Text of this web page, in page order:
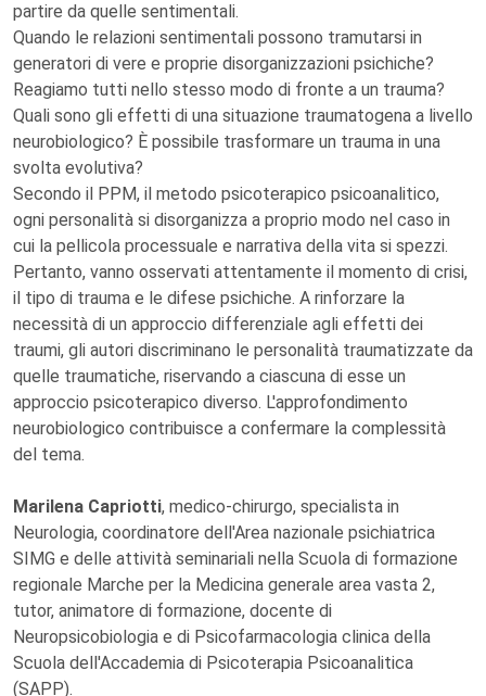
partire da quelle sentimentali.
Quando le relazioni sentimentali possono tramutarsi in
generatori di vere e proprie disorganizzazioni psichiche?
Reagiamo tutti nello stesso modo di fronte a un trauma?
Quali sono gli effetti di una situazione traumatogena a livello
neurobiologico? È possibile trasformare un trauma in una
svolta evolutiva?
Secondo il PPM, il metodo psicoterapico psicoanalitico,
ogni personalità si disorganizza a proprio modo nel caso in
cui la pellicola processuale e narrativa della vita si spezzi.
Pertanto, vanno osservati attentamente il momento di crisi,
il tipo di trauma e le difese psichiche. A rinforzare la
necessità di un approccio differenziale agli effetti dei
traumi, gli autori discriminano le personalità traumatizzate da
quelle traumatiche, riservando a ciascuna di esse un
approccio psicoterapico diverso. L'approfondimento
neurobiologico contribuisce a confermare la complessità
del tema.
Marilena Capriotti, medico-chirurgo, specialista in
Neurologia, coordinatore dell'Area nazionale psichiatrica
SIMG e delle attività seminariali nella Scuola di formazione
regionale Marche per la Medicina generale area vasta 2,
tutor, animatore di formazione, docente di
Neuropsicobiologia e di Psicofarmacologia clinica della
Scuola dell'Accademia di Psicoterapia Psicoanalitica
(SAPP).